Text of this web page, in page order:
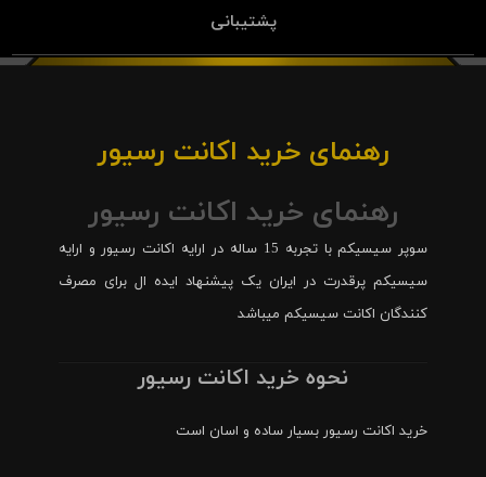
پشتیبانی
رهنمای خرید اکانت رسیور
رهنمای خرید اکانت رسیور
سوپر سیسیکم با تجربه 15 ساله در ارایه اکانت رسیور و ارایه
سیسیکم پرقدرت در ایران یک پیشنهاد ایده ال برای مصرف
کنندگان اکانت سیسیکم میباشد
نحوه خرید اکانت رسیور
خرید اکانت رسیور بسیار ساده و اسان است